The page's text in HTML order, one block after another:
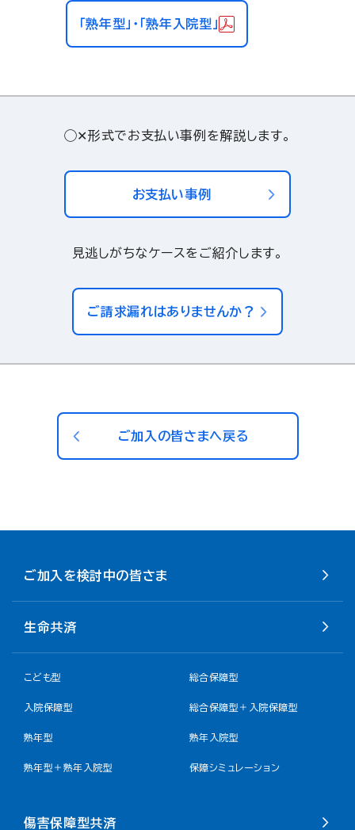
「熟年型」・「熟年入院型」
◯✕形式でお支払い事例を解説します。
お支払い事例
見逃しがちなケースをご紹介します。
ご請求漏れはありませんか？
ご加入の皆さまへ戻る
ご加入を検討中の皆さま
生命共済
こども型 総合保障型
入院保障型 総合保障型＋入院保障型
熟年型 熟年入院型
熟年型＋熟年入院型 保障シミュレーション
傷害保障型共済